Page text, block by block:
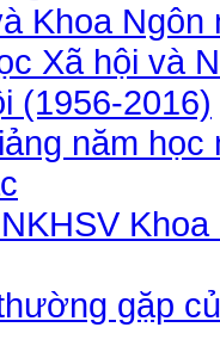
Khoa
Xã hội và
(1956-2016)
năm học
gặp